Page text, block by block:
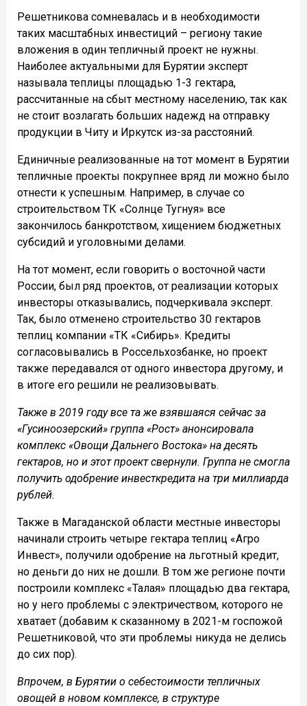
Решетникова сомневалась и в необходимости
таких масштабных инвестиций – региону такие
вложения в один тепличный проект не нужны.
Наиболее актуальными для Бурятии эксперт
называла теплицы площадью 1-3 гектара,
рассчитанные на сбыт местному населению, так как
не стоит возлагать больших надежд на отправку
продукции в Читу и Иркутск из-за расстояний.
Единичные реализованные на тот момент в Бурятии
тепличные проекты покрупнее вряд ли можно было
отнести к успешным. Например, в случае со
строительством ТК «Солнце Тугнуя» все
закончилось банкротством, хищением бюджетных
субсидий и уголовными делами.
На тот момент, если говорить о восточной части
России, был ряд проектов, от реализации которых
инвесторы отказывались, подчеркивала эксперт.
Так, было отменено строительство 30 гектаров
теплиц компании «ТК «Сибирь». Кредиты
согласовывались в Россельхозбанке, но проект
также передавался от одного инвестора другому, и
в итоге его решили не реализовывать.
Также в 2019 году все та же взявшаяся сейчас за
«Гусиноозерский» группа «Рост» анонсировала
комплекс «Овощи Дальнего Востока» на десять
гектаров, но и этот проект свернули. Группа не смогла
получить одобрение инвесткредита на три миллиарда
рублей.
Также в Магаданской области местные инвесторы
начинали строить четыре гектара теплиц «Агро
Инвест», получили одобрение на льготный кредит,
но деньги до них не дошли. В том же регионе почти
построили комплекс «Талая» площадью два гектара,
но у него проблемы с электричеством, которого не
хватает (добавим к сказанному в 2021-м госпожой
Решетниковой, что эти проблемы никуда не делись
до сих пор).
Впрочем, в Бурятии о себестоимости тепличных
овощей в новом комплексе, в структуре